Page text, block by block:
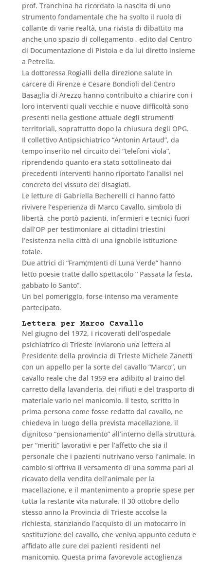
prof. Tranchina ha ricordato la nascita di uno
strumento fondamentale che ha svolto il ruolo di
collante di varie realtà, una rivista di dibattito ma
anche uno spazio di collegamento , edito dal Centro
di Documentazione di Pistoia e da lui diretto insieme
a Petrella.
La dottoressa Rogialli della direzione salute in
carcere di Firenze e Cesare Bondioli del Centro
Basaglia di Arezzo hanno contribuito a chiarire con i
loro interventi quali vecchie e nuove difficoltà sono
presenti nella gestione attuale degli strumenti
territoriali, soprattutto dopo la chiusura degli OPG.
Il collettivo Antipsichiatrico “Antonin Artaud”, da
tempo inserito nel circuito dei “telefoni viola”,
riprendendo quanto era stato sottolineato dai
precedenti interventi hanno riportato l’analisi nel
concreto del vissuto dei disagiati.
Le letture di Gabriella Becherelli ci hanno fatto
rivivere l’esperienza di Marco Cavallo, simbolo di
libertà, che portò pazienti, infermieri e tecnici fuori
dall’OP per testimoniare ai cittadini triestini
l’esistenza nella città di una ignobile istituzione
totale.
Due attrici di “Fram(m)enti di Luna Verde” hanno
letto poesie tratte dallo spettacolo “ Passata la festa,
gabbato lo Santo”.
Un bel pomeriggio, forse intenso ma veramente
partecipato.
Lettera per Marco Cavallo
Nel giugno del 1972, i ricoverati dell’ospedale
psichiatrico di Trieste inviarono una lettera al
Presidente della provincia di Trieste Michele Zanetti
con un appello per la sorte del cavallo “Marco”, un
cavallo reale che dal 1959 era adibito al traino del
carretto della lavanderia, dei rifiuti e del trasporto di
materiale vario nel manicomio. Il testo, scritto in
prima persona come fosse redatto dal cavallo, ne
chiedeva in luogo della prevista macellazione, il
dignitoso “pensionamento” all’interno della struttura,
per “meriti” lavorativi e per l’affetto che sia il
personale che i pazienti nutrivano verso l’animale. In
cambio si offriva il versamento di una somma pari al
ricavato della vendita dell’animale per la
macellazione, e il mantenimento a proprie spese per
tutta la restante vita naturale. Il 30 ottobre dello
stesso anno la Provincia di Trieste accolse la
richiesta, stanziando l’acquisto di un motocarro in
sostituzione del cavallo, che veniva appunto ceduto e
affidato alle cure dei pazienti residenti nel
manicomio. Questa prima favorevole accoglienza